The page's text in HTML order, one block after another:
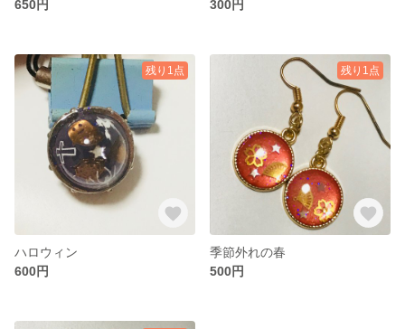
650円
300円
残り1点
ハロウィン
600円
残り1点
季節外れの春
500円